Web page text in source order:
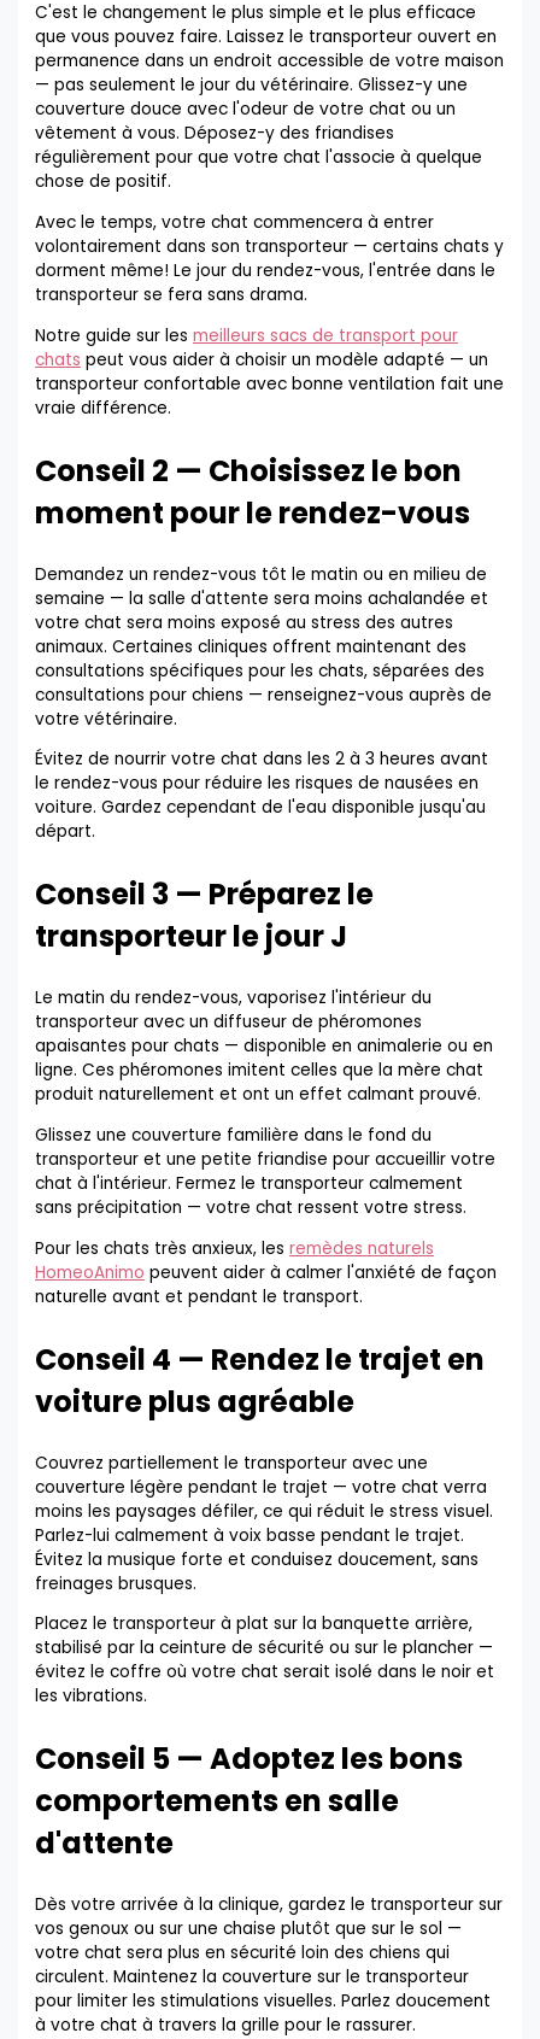
C'est le changement le plus simple et le plus efficace
que vous pouvez faire. Laissez le transporteur ouvert en
permanence dans un endroit accessible de votre maison
— pas seulement le jour du vétérinaire. Glissez-y une
couverture douce avec l'odeur de votre chat ou un
vêtement à vous. Déposez-y des friandises
régulièrement pour que votre chat l'associe à quelque
chose de positif.
Avec le temps, votre chat commencera à entrer
volontairement dans son transporteur — certains chats y
dorment même! Le jour du rendez-vous, l'entrée dans le
transporteur se fera sans drama.
Notre guide sur lesmeilleurs sacs de transport pour
chats peut vous aider à choisir un modèle adapté — un
transporteur confortable avec bonne ventilation fait une
vraie différence.
Conseil 2 — Choisissez le bon
moment pour le rendez-vous
Demandez un rendez-vous tôt le matin ou en milieu de
semaine — la salle d'attente sera moins achalandée et
votre chat sera moins exposé au stress des autres
animaux. Certaines cliniques offrent maintenant des
consultations spécifiques pour les chats, séparées des
consultations pour chiens — renseignez-vous auprès de
votre vétérinaire.
Évitez de nourrir votre chat dans les 2 à 3 heures avant
le rendez-vous pour réduire les risques de nausées en
voiture. Gardez cependant de l'eau disponible jusqu'au
départ.
Conseil 3 — Préparez le
transporteur le jour J
Le matin du rendez-vous, vaporisez l'intérieur du
transporteur avec un diffuseur de phéromones
apaisantes pour chats — disponible en animalerie ou en
ligne. Ces phéromones imitent celles que la mère chat
produit naturellement et ont un effet calmant prouvé.
Glissez une couverture familière dans le fond du
transporteur et une petite friandise pour accueillir votre
chat à l'intérieur. Fermez le transporteur calmement
sans précipitation — votre chat ressent votre stress.
Pour les chats très anxieux, lesremèdes naturels
HomeoAnimo peuvent aider à calmer l'anxiété de façon
naturelle avant et pendant le transport.
Conseil 4 — Rendez le trajet en
voiture plus agréable
Couvrez partiellement le transporteur avec une
couverture légère pendant le trajet — votre chat verra
moins les paysages défiler, ce qui réduit le stress visuel.
Parlez-lui calmement à voix basse pendant le trajet.
Évitez la musique forte et conduisez doucement, sans
freinages brusques.
Placez le transporteur à plat sur la banquette arrière,
stabilisé par la ceinture de sécurité ou sur le plancher —
évitez le coffre où votre chat serait isolé dans le noir et
les vibrations.
Conseil 5 — Adoptez les bons
comportements en salle
d'attente
Dès votre arrivée à la clinique, gardez le transporteur sur
vos genoux ou sur une chaise plutôt que sur le sol —
votre chat sera plus en sécurité loin des chiens qui
circulent. Maintenez la couverture sur le transporteur
pour limiter les stimulations visuelles. Parlez doucement
à votre chat à travers la grille pour le rassurer.